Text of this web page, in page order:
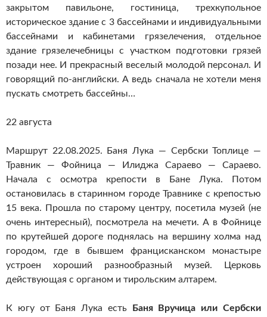
закрытом павильоне, гостиница, трехкупольное
историческое здание с 3 бассейнами и индивидуальными
бассейнами и кабинетами грязелечения, отдельное
здание грязелечебницы с участком подготовки грязей
позади нее. И прекрасный веселый молодой персонал. И
говорящий по-английски. А ведь сначала не хотели меня
пускать смотреть бассейны…
22 августа
Маршрут 22.08.2025. Баня Лука — Сербски Топлице —
Травник — Фойница — Илиджа Сараево — Сараево.
Начала с осмотра крепости в Бане Лука. Потом
остановилась в старинном городе Травнике с крепостью
15 века. Прошла по старому центру, посетила музей (не
очень интересный), посмотрела на мечети. А в Фойнице
по крутейшей дороге поднялась на вершину холма над
городом, где в бывшем францисканском монастыре
устроен хороший разнообразный музей. Церковь
действующая с органом и тирольским алтарем.
К югу от Баня Лука есть
Баня Вручица или Сербски